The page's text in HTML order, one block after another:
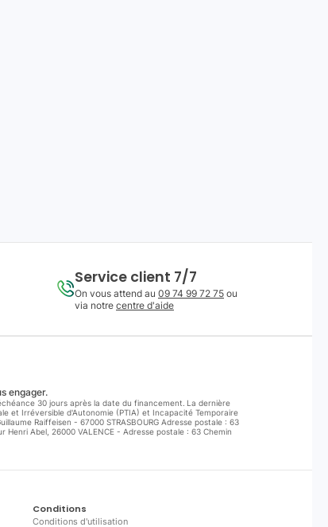
Service client 7/7
On vous attend au 09 74 99 72 75 ou
via notre centre d'aide
engager.
30 jours après la date du financement. La dernière
et Irréversible d'Autonomie (PTIA) et Incapacité Temporaire
Raiffeisen - 67000 STRASBOURG Adresse postale : 63
Henri Abel, 26000 VALENCE - Adresse postale : 63 Chemin
Conditions
Conditions d'utilisation